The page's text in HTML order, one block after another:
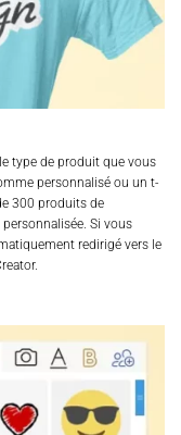
type de produit que vous
personnalisé ou un t-
300 produits de
Si vous
redirigé vers le